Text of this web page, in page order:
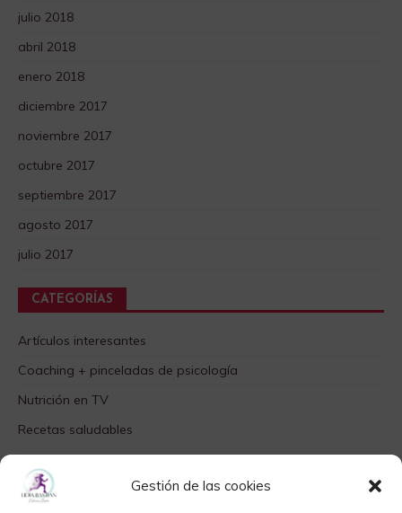
Gestión de las cookies
julio 2018
abril 2018
enero 2018
diciembre 2017
noviembre 2017
octubre 2017
septiembre 2017
agosto 2017
julio 2017
CATEGORÍAS
Artículos interesantes
Coaching + pinceladas de psicología
Nutrición en TV
Recetas saludables
SABORES DIFERENTES
Videos TOP